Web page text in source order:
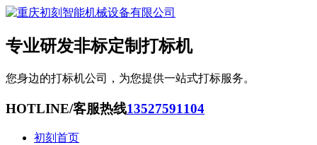
专业研发非标定制打标机
您身边的打标机公司，为您提供一站式打标服务。
HOTLINE/客服热线13527591104
初刻首页